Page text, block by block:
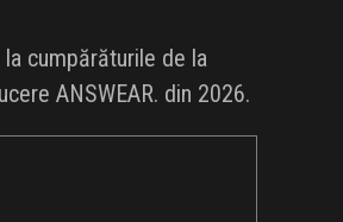
cumpărăturile de la
ANSWEAR. din 2026.